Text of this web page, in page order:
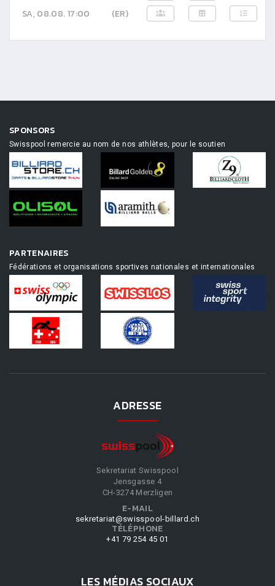
SA, 08.08. 17:00
(ER)
SPONSORS
Swisspool remercie au nom de nos athlètes, pour le soutien
PARTENAIRES
Fédérations et organisations sportives nationales et internationales
ADRESSE
Sekretariat Swisspool
Jensgasse 4
CH-3274 Merzligen
E-MAIL
sekretariat@swisspool-billard.ch
TÉLÉPHONE
+41 79 254 45 01
LES MÉDIAS SOCIAUX